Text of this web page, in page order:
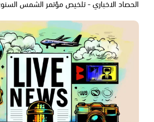
الحصاد الاخباري - تلخيص مؤتمر الشمس السنوي -